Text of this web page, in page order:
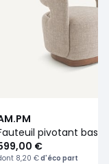
€
8,20 €d'éco part